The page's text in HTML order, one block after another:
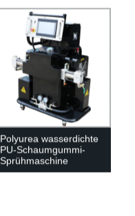
Polyurea wasserdichte
PU-Schaumgummi-
Sprühmaschine